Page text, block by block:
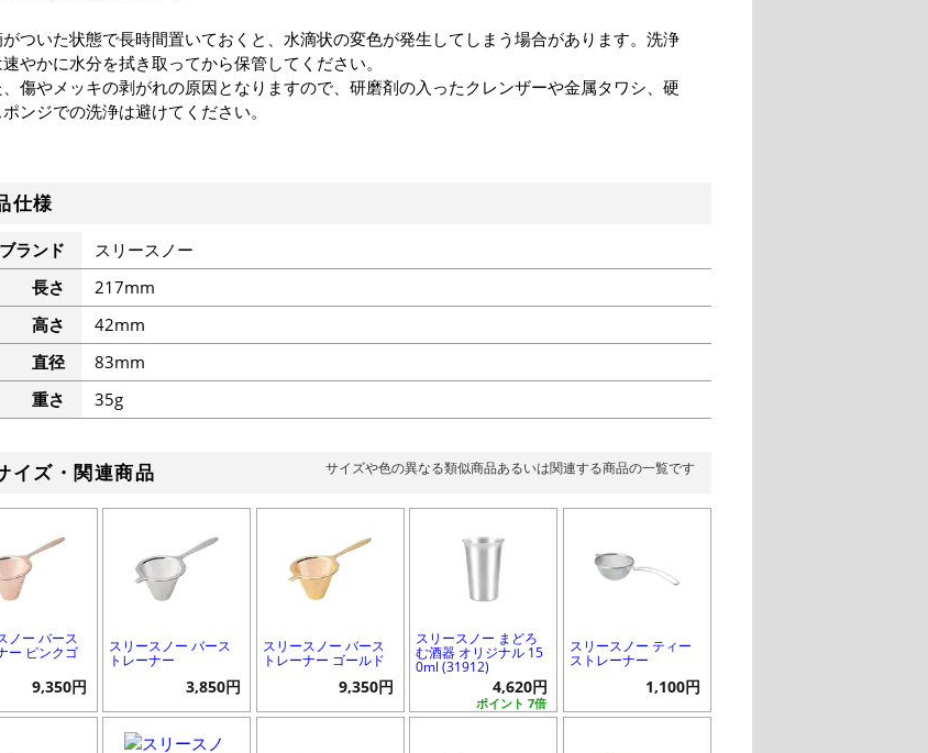
ついた状態で長時間置いておくと、水滴状の変色が発生してしまう場合があります。洗浄
やかに水分を拭き取ってから保管してください。
、傷やメッキの剥がれの原因となりますので、研磨剤の入ったクレンザーや金属タワシ、硬
ンジでの洗浄は避けてください。
仕様
ブランド
スリースノー
長さ
217mm
高さ
42mm
直径
83mm
重さ
35g
イズ・関連商品 サイズや色の異なる類似商品あるいは関連する商品の一覧です
ノー バース
ー ピンクゴ
9,350円
スリースノー バース
トレーナー
3,850円
スリースノー バース
トレーナー ゴールド
9,350円
スリースノー まどろ
む酒器 オリジナル 15
0ml (31912)
ポイント 7倍
4,620円
スリースノー ティー
ストレーナー
1,100円